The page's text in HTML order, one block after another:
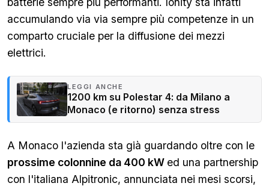
accumulando via via sempre più competenze in un
comparto cruciale per la diffusione dei mezzi
elettrici.
LEGGI ANCHE
1200 km su Polestar 4: da Milano a
Monaco (e ritorno) senza stress
A Monaco l'azienda sta già guardando oltre con le
prossime colonnine da 400 kW ed una partnership
con l'italiana Alpitronic, annunciata nei mesi scorsi,